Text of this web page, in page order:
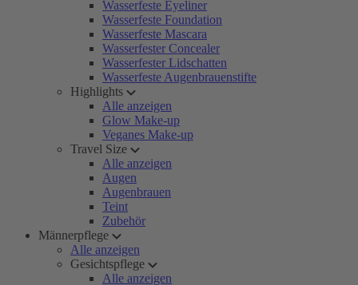
Wasserfeste Eyeliner
Wasserfeste Foundation
Wasserfeste Mascara
Wasserfester Concealer
Wasserfester Lidschatten
Wasserfeste Augenbrauenstifte
Highlights
Alle anzeigen
Glow Make-up
Veganes Make-up
Travel Size
Alle anzeigen
Augen
Augenbrauen
Teint
Zubehör
Männerpflege
Alle anzeigen
Gesichtspflege
Alle anzeigen